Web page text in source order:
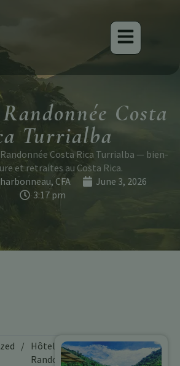
Costa
Turrialba
Costa Rica Turrialba — bien-
et retraites au Costa Rica.
CFA
June 3, 2026
3:17 pm
/ Hôtel de
Randonnée